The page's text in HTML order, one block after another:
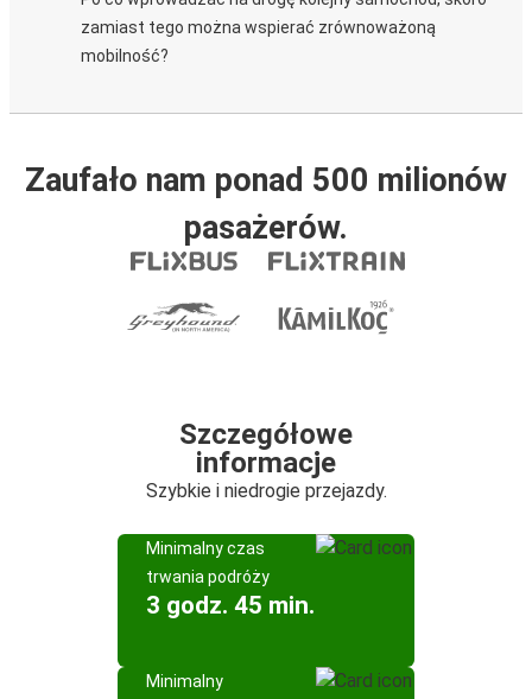
zamiast tego można wspierać zrównoważoną
mobilność?
Zaufało nam ponad 500 milionów
pasażerów.
Szczegółowe
informacje
Szybkie i niedrogie przejazdy.
Minimalny czas
trwania podróży
3 godz. 45 min.
Minimalny